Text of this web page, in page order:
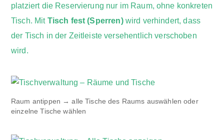
platziert die Reservierung nur im Raum, ohne konkreten
Tisch. Mit Tisch fest (Sperren)wird verhindert, dass
der Tisch in der Zeitleiste versehentlich verschoben
wird.
Raum antippen → alle Tische des Raums auswählen oder
einzelne Tische wählen